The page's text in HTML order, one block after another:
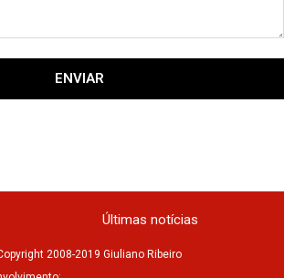
ENVIAR
Últimas notícias
2008-2019 Giuliano Ribeiro